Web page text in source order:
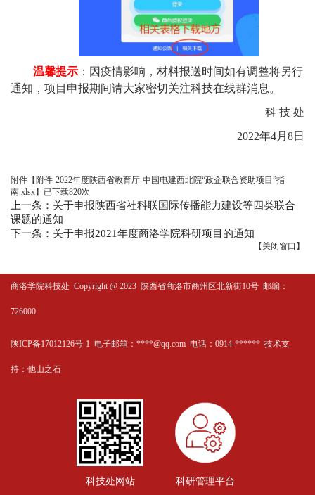
温馨提示 ：因疫情影响，材料报送时间如有调整将另行
通知，项目申报期间请大家密切关注科技在线群消息。
科 技 处
2022年4月 8日
附件【 附件-2022年度陕西省教育厅-中国电建西北院“政企联合资助项目”指
南.xlsx】 已下载820次
上一条：关于申报陕西省社科联国际传播能力建设等四类联合
课题的通知
下一条：关于申报2021年度商洛学院科研项目的通知
【 关闭窗口 】
商洛学院科技处 Copyright @ 2023 陕西省商洛市商州区北新街10号 邮编：
726000
陕ICP备17012126号-1 电子邮箱：****@qq.com 电话：0914-****** 技术支
持： 他山之石
科技处网站 科研管理平台